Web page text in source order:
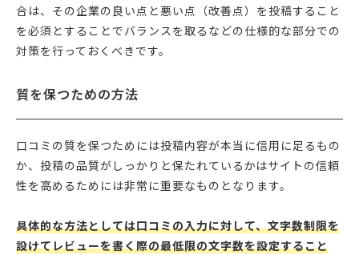
合は、その企業の良い点と悪い点（改善点）を投稿すること
を必須とすることでバランスを取るなどの仕様的な部分での
対策を行っておくべきです。
質を保つための方法
口コミの質を保つためには投稿内容が本当に信用に足るもの
か、投稿の品質がしっかりと保たれているかはサイトの信頼
性を高めるためには非常に重要なものとなります。
具体的な方法としては口コミの入力に対して、文字数制限を
設けてレビューを書く際の最低限の文字数を設定すること